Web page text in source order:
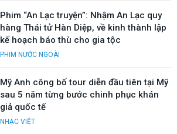
Phim “An Lạc truyện”: Nhậm An Lạc quy
hàng Thái tử Hàn Diệp, về kinh thành lập
kế hoạch báo thù cho gia tộc
PHIM NƯỚC NGOÀI
Mỹ Anh công bố tour diễn đầu tiên tại Mỹ
sau 5 năm từng bước chinh phục khán
giả quốc tế
NHẠC VIỆT